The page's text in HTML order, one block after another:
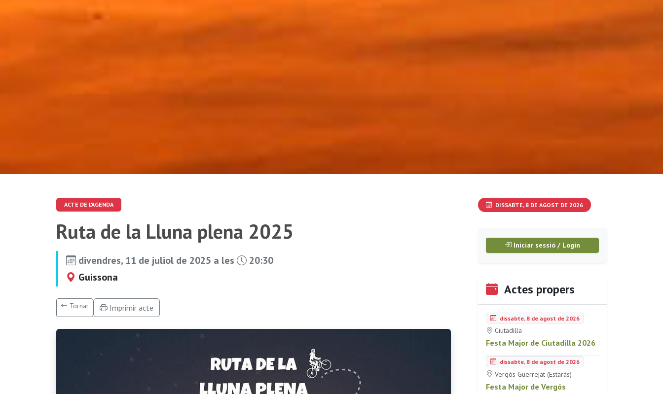
ACTE DE L'AGENDA
Ruta de la Lluna plena 2025
divendres, 11 de juliol de 2025 a les
20:30
Guissona
Tornar Imprimir acte
DISSABTE, 8 DE AGOST DE 2026
Iniciar sessió / Login
Actes propers
dissabte, 8 de agost de 2026
Ciutadilla
Festa Major de Ciutadilla 2026
dissabte, 8 de agost de 2026
Vergós Guerrejat (Estaràs)
Festa Major de Vergós